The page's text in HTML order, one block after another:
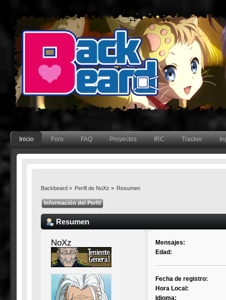
Inicio Foro FAQ Proyectos IRC Tracker
Backbeard» Perfil de NoXz» Resumen
Información del Perfil
Resumen
NoXz
Mensajes:
Edad:
Fecha de registro:
Hora Local:
Idioma: